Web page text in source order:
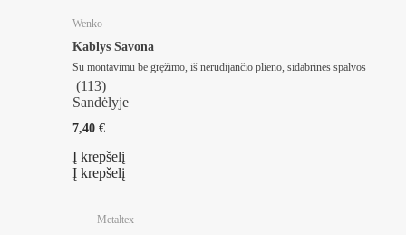
Wenko
Kablys Savona
Su montavimu be gręžimo, iš nerūdijančio plieno, sidabrinės spalvos
(113)
Sandėlyje
7,40 €
Į krepšelį
Į krepšelį
Metaltex